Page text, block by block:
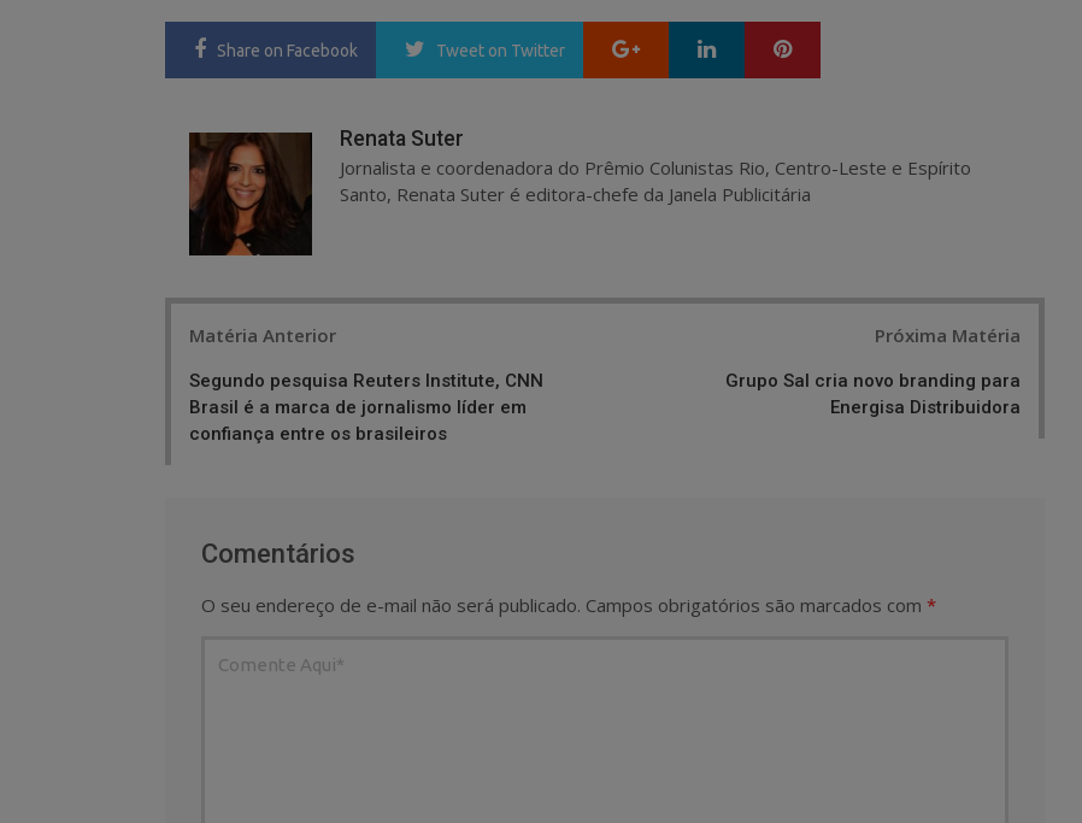
Share on Facebook Tweet on Twitter Google+ LinkedIn
Renata Suter
Jornalista e coordenadora do Prêmio Colunistas Rio, Centro-Leste e Espírito
Santo, Renata Suter é editora-chefe da Janela Publicitária
Matéria Anterior
Segundo pesquisa Reuters Institute, CNN
Brasil é a marca de jornalismo líder em
confiança entre os brasileiros
Próxima Matéria
Grupo Sal cria novo branding para
Energisa Distribuidora
Comentários
O seu endereço de e-mail não será publicado. Campos obrigatórios são marcados com *